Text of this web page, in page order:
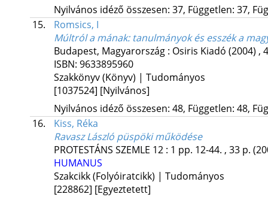
Nyilvános idéző összesen: 37, Független: 37,
15.
Romsics, I
Múltról a mának: tanulmányok és esszék a
Budapest, Magyarország : Osiris Kiadó (2004) ,
ISBN: 9633895960
Szakkönyv (Könyv) | Tudományos
[1037524] [Nyilvános]
Nyilvános idéző összesen: 48, Független: 48,
16.
Kiss, Réka
Ravasz László püspöki működése
PROTESTÁNS SZEMLE 12: 1 pp. 12-44. , 33 p.
HUMANUS
Szakcikk (Folyóiratcikk) | Tudományos
[228862] [Egyeztetett]